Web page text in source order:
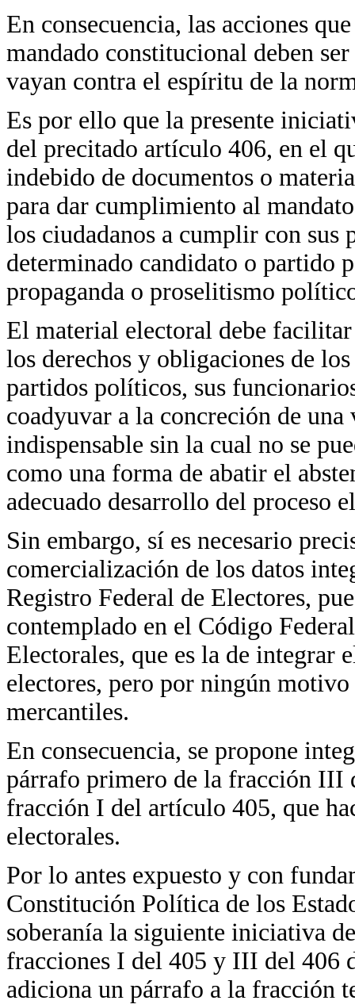
En consecuencia, las acciones
mandado constitucional deben
vayan contra el espíritu de la
Es por ello que la presente
del precitado artículo 406, en el
indebido de documentos o
para dar cumplimiento al
los ciudadanos a cumplir con
determinado candidato o partido
propaganda o proselitismo
El material electoral debe
los derechos y obligaciones de
partidos políticos, sus
coadyuvar a la concreción de
indispensable sin la cual no se
como una forma de abatir el
adecuado desarrollo del proceso
Sin embargo, sí es necesario
comercialización de los datos
Registro Federal de Electores,
contemplado en el Código
Electorales, que es la de integrar
electores, pero por ningún
mercantiles.
En consecuencia, se propone
párrafo primero de la fracción III
fracción I del artículo 405, que
electorales.
Por lo antes expuesto y con
Constitución Política de los
soberanía la siguiente iniciativa
fracciones I del 405 y III del 406
adiciona un párrafo a la fracción